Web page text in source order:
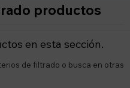
productos
en esta sección.
de filtrado o busca en otras